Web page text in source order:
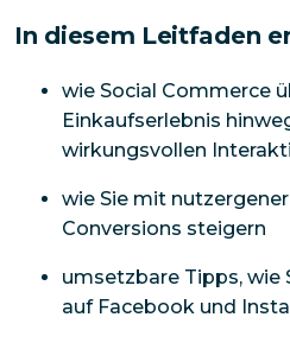
In diesem Leitfaden
wie Social Commerce
Einkaufserlebnis
wirkungsvollen
wie Sie mit
Conversions steigern
umsetzbare Tipps, wie
auf Facebook und